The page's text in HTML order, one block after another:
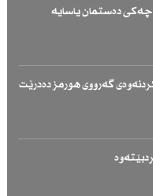
دەستمان یاسایە
گەرووی هورمز دەدرێت